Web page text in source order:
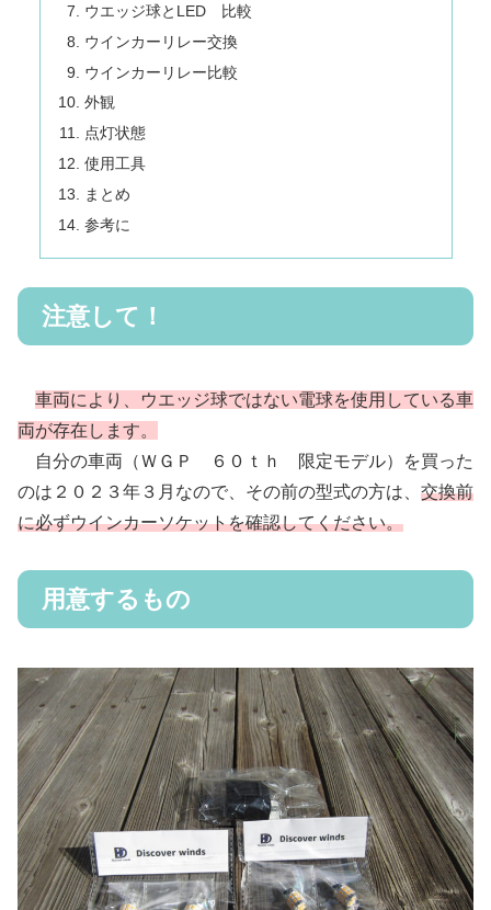
ウエッジ球とLED 比較
ウインカーリレー交換
ウインカーリレー比較
外観
点灯状態
使用工具
まとめ
参考に
注意して！
車両により、ウエッジ球ではない電球を使用している車
両が存在します。
自分の車両（ＷＧＰ ６０ｔｈ 限定モデル）を買った
のは２０２３年３月なので、その前の型式の方は、 交換前
に必ずウインカーソケットを確認してください。
用意するもの